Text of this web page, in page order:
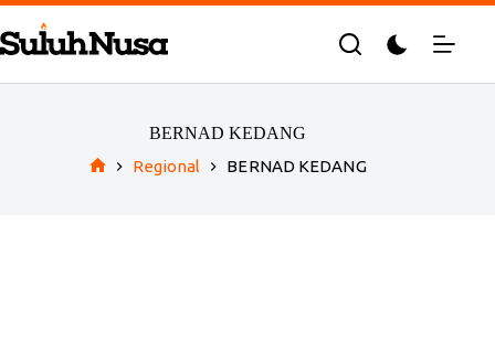
Skip
to
content
BERNAD KEDANG
Regional BERNAD KEDANG